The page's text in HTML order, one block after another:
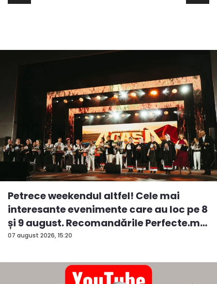
07 august 2026, 15:20
Petrece weekendul altfel! Cele mai
interesante evenimente care au loc pe 8
și 9 august. Recomandările Perfecte.m...